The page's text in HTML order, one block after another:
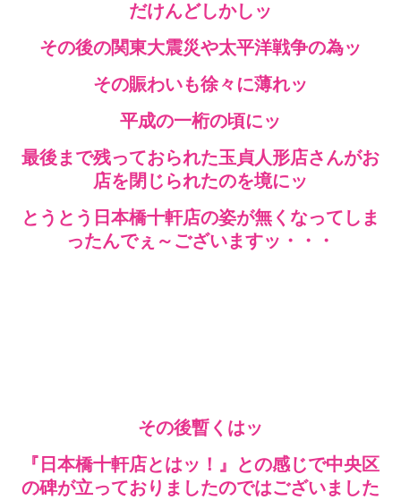
だけんどしかしッ
その後の関東大震災や太平洋戦争の為ッ
その賑わいも徐々に薄れッ
平成の一桁の頃にッ
最後まで残っておられた玉貞人形店さんがお
店を閉じられたのを境にッ
とうとう日本橋十軒店の姿が無くなってしま
ったんでぇ～ございますッ・・・
その後暫くはッ
『日本橋十軒店とはッ！』との感じで中央区
の碑が立っておりましたのではございました